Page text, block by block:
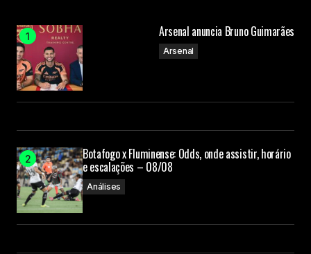
Arsenal anuncia Bruno Guimarães
Arsenal
Botafogo x Fluminense: Odds, onde assistir, horário
e escalações – 08/08
Análises